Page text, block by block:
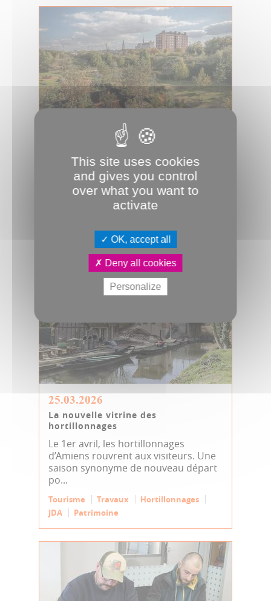
On vote pour Les Jardins de la Paix
Jusqu’au 12 mai, le public peut voter
en ligne pour décerner le Prix du
public 2026 des prestigieux Prix E...
Hortillonnages
JDA
25.03.2026
La nouvelle vitrine des
hortillonnages
Le 1er avril, les hortillonnages
d’Amiens rouvrent aux visiteurs. Une
saison synonyme de nouveau départ
po...
Tourisme Travaux
Hortillonnages
JDA
Patrimoine
This site uses cookies
and gives you control
over what you want to
activate
OK, accept all
Deny all cookies
Personalize